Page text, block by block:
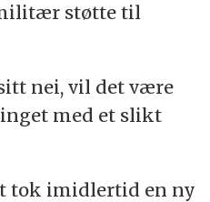
støtte til
nei, vil det være
med et slikt
tok imidlertid en ny